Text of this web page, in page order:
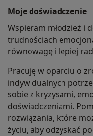
Moje doświadczenie
Wspieram młodzież i
trudnościach
równowagę i lepiej
Pracuję w oparciu o
indywidualnych
sobie z kryzysami,
doświadczeniami.
rozwiązania, które
życiu, aby odzyskać